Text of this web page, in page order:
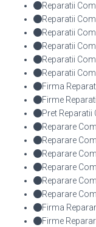
Reparatii
Reparatii
Reparatii
Reparatii
Reparatii
Reparatii
Firma
Firme
Pret Reparatii
Reparare
Reparare
Reparare
Reparare
Reparare
Reparare
Firma
Firme